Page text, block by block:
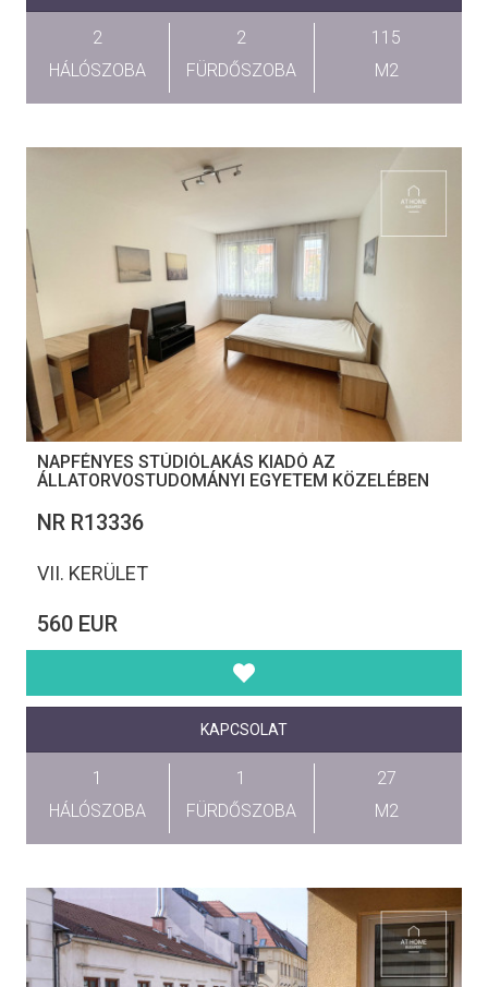
2
HÁLÓSZOBA
2
FÜRDŐSZOBA
115
M2
NAPFÉNYES STÚDIÓLAKÁS KIADÓ AZ
ÁLLATORVOSTUDOMÁNYI EGYETEM KÖZELÉBEN
NR R13336
VII. KERÜLET
560 EUR
KAPCSOLAT
1
HÁLÓSZOBA
1
FÜRDŐSZOBA
27
M2